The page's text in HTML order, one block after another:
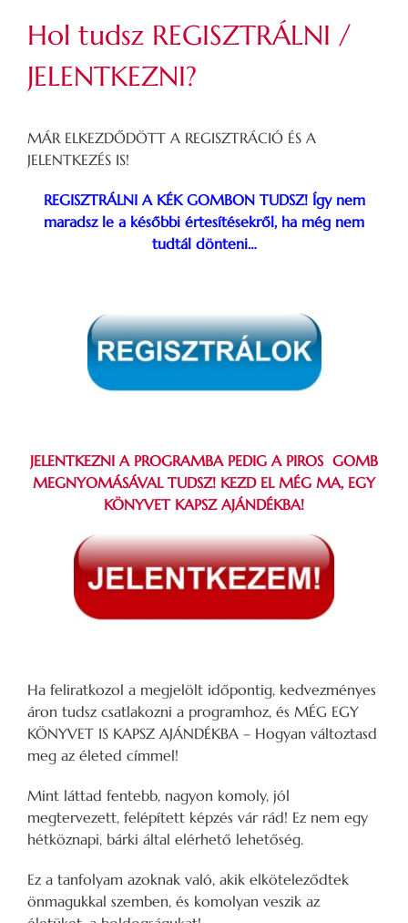
Hol tudsz REGISZTRÁLNI /
JELENTKEZNI?
MÁR ELKEZDŐDÖTT A REGISZTRÁCIÓ ÉS A
JELENTKEZÉS IS!
REGISZTRÁLNI A KÉK GOMBON TUDSZ! Így nem
maradsz le a későbbi értesítésekről, ha még nem
tudtál dönteni…
JELENTKEZNI A PROGRAMBA PEDIG A PIROS GOMB
MEGNYOMÁSÁVAL TUDSZ! KEZD EL MÉG MA, EGY
KÖNYVET KAPSZ AJÁNDÉKBA!
Ha feliratkozol a megjelölt időpontig, kedvezményes
áron tudsz csatlakozni a programhoz, és MÉG EGY
KÖNYVET IS KAPSZ AJÁNDÉKBA – Hogyan változtasd
meg az életed címmel!
Mint láttad fentebb, nagyon komoly, jól
megtervezett, felépített képzés vár rád! Ez nem egy
hétköznapi, bárki által elérhető lehetőség.
Ez a tanfolyam azoknak való, akik elköteleződtek
önmagukkal szemben, és komolyan veszik az